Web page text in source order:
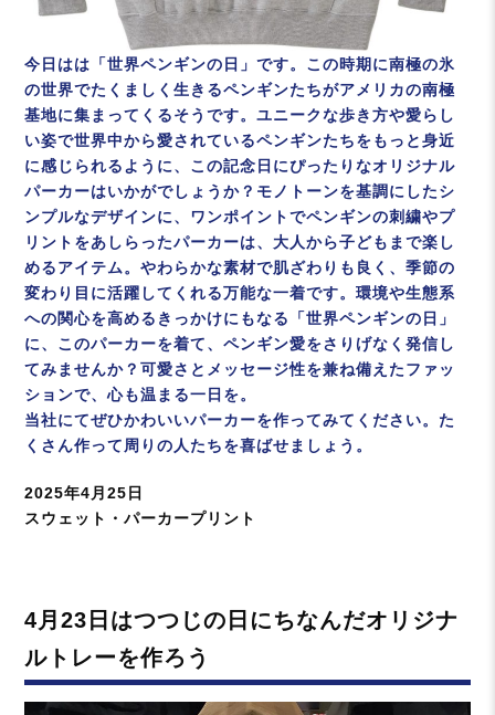
今日はは「世界ペンギンの日」です。この時期に南極の氷
の世界でたくましく生きるペンギンたちがアメリカの南極
基地に集まってくるそうです。ユニークな歩き方や愛らし
い姿で世界中から愛されているペンギンたちをもっと身近
に感じられるように、この記念日にぴったりなオリジナル
パーカーはいかがでしょうか？モノトーンを基調にしたシ
ンプルなデザインに、ワンポイントでペンギンの刺繍やプ
リントをあしらったパーカーは、大人から子どもまで楽し
めるアイテム。やわらかな素材で肌ざわりも良く、季節の
変わり目に活躍してくれる万能な一着です。環境や生態系
への関心を高めるきっかけにもなる「世界ペンギンの日」
に、このパーカーを着て、ペンギン愛をさりげなく発信し
てみませんか？可愛さとメッセージ性を兼ね備えたファッ
ションで、心も温まる一日を。
当社にてぜひかわいいパーカーを作ってみてください。た
くさん作って周りの人たちを喜ばせましょう。
投
稿
2025年4月25日
カ
ー
スウェット・パーカープリント
4月23日はつつじの日にちなんだオリジナ
ルトレーを作ろう